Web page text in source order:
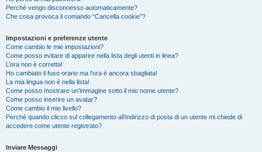
Perché vengo disconnesso automaticamente?
Che cosa provoca il comando “Cancella cookie”?
Impostazioni e preferenze utente
Come cambio le mie impostazioni?
Come posso evitare di apparire nella lista degli utenti in linea?
L’ora non è corretta!
Ho cambiato il fuso orario ma l’ora è ancora sbagliata!
La mia lingua non è nella lista!
Come posso mostrare un’immagine sotto il mio nome utente?
Come posso inserire un avatar?
Come cambio il mio livello?
Perché quando clicco sul collegamento all’indirizzo di posta di un utente mi chiede di
accedere come utente registrato?
Inviare Messaggi